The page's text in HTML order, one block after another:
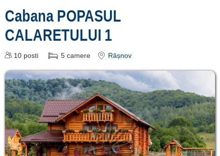
Cabana POPASUL
CALARETULUI 1
10 posti 5 camere Râșnov